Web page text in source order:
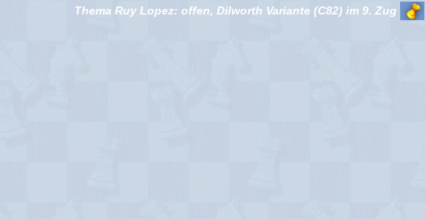
Thema Ruy Lopez: offen, Dilworth Variante (C82) im 9. Zug